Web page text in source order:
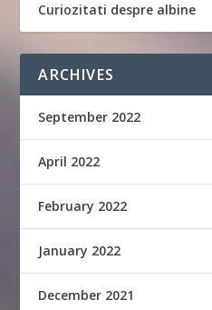
Curiozitati despre albine
ARCHIVES
September 2022
April 2022
February 2022
January 2022
December 2021